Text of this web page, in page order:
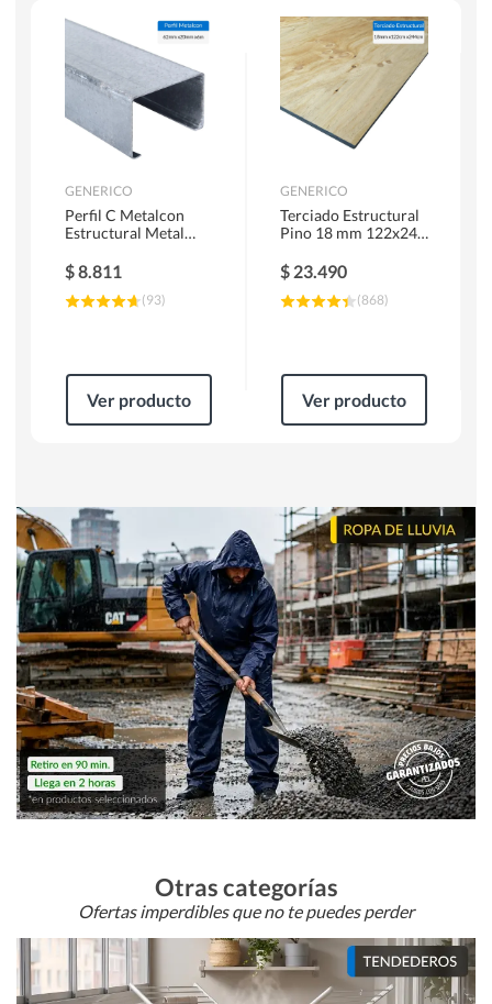
Herramientas Manuales
Sierras Circulares
GENERICO
Perfil C Metalcon
Estructural Metal
$8.811
(93)
Ver producto
GENERICO
Terciado Estructural
Pino 18 mm 122x244
$ 23.490
(868)
Ver producto
Otras categorías
Ofertas imperdibles que no te puedes perder